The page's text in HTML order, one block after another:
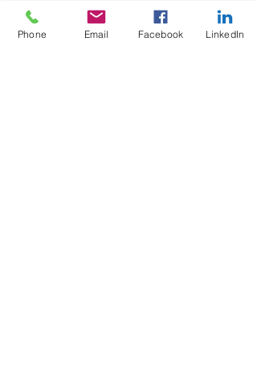
Ce STOP Vittozien passe par un retour à
la Réceptivité, aux sensations que nous
recevons par notre corps et qui arrêtent un
Phone Email Facebook LinkedIn